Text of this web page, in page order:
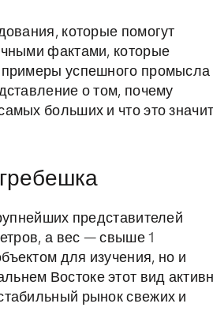
которые помогут
фактами, которые
успешного промысла
о том, почему
больших и что это значит
представителей
а вес — свыше 1
для изучения, но и
Востоке этот вид
рынок свежих и